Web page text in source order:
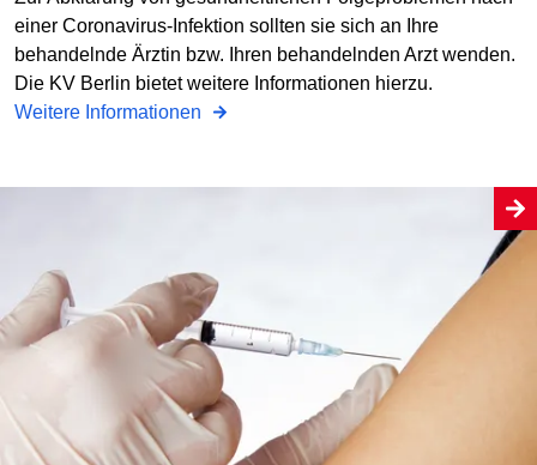
einer Coronavirus-Infektion sollten sie sich an Ihre
behandelnde Ärztin bzw. Ihren behandelnden Arzt wenden.
Die KV Berlin bietet weitere Informationen hierzu.
Weitere Informationen